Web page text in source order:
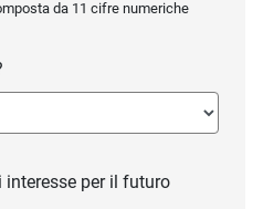
da 11 cifre numeriche
interesse per il futuro